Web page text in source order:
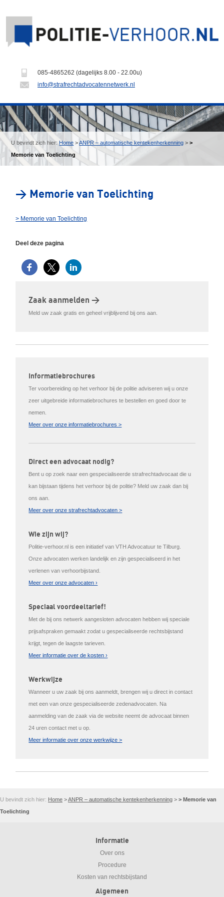
085-4865262 (dagelijks 8.00 - 22.00u)
info@strafrechtadvocatennetwerk.nl
U bevindt zich hier:Home >ANPR – automatische kentekenherkenning >>
Memorie van Toelichting
> Memorie van Toelichting
> Memorie van Toelichting
Deel deze pagina
Zaak aanmelden >
Meld uw zaak gratis en geheel vrijblijvend bij ons aan.
Informatiebrochures
Ter voorbereiding op het verhoor bij de politie adviseren wij u onze
zeer uitgebreide informatiebrochures te bestellen en goed door te
nemen.
Meer over onze informatiebrochures >
Direct een advocaat nodig?
Bent u op zoek naar een gespecialiseerde strafrechtadvocaat die u
kan bijstaan tijdens het verhoor bij de politie? Meld uw zaak dan bij
ons aan.
Meer over onze strafrechtadvocaten >
Wie zijn wij?
Politie-verhoor.nl is een initiatief van VTH Advocatuur te Tilburg.
Onze advocaten werken landelijk en zijn gespecialiseerd in het
verlenen van verhoorbijstand.
Meer over onze advocaten ›
Speciaal voordeeltarief!
Met de bij ons netwerk aangesloten advocaten hebben wij speciale
prijsafspraken gemaakt zodat u gespecialiseerde rechtsbijstand
krijgt, tegen de laagste tarieven.
Meer informatie over de kosten ›
Werkwijze
Wanneer u uw zaak bij ons aanmeldt, brengen wij u direct in contact
met een van onze gespecialiseerde zedenadvocaten. Na
aanmelding van de zaak via de website neemt de advocaat binnen
24 uren contact met u op.
Meer informatie over onze werkwijze >
U bevindt zich hier: Home >ANPR – automatische kentekenherkenning > > Memorie van
Toelichting
Informatie
Over ons
Procedure
Kosten van rechtsbijstand
Algemeen